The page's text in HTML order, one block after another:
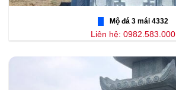
Mộ đá 3 mái 4332
Liên hệ: 0982.583.000